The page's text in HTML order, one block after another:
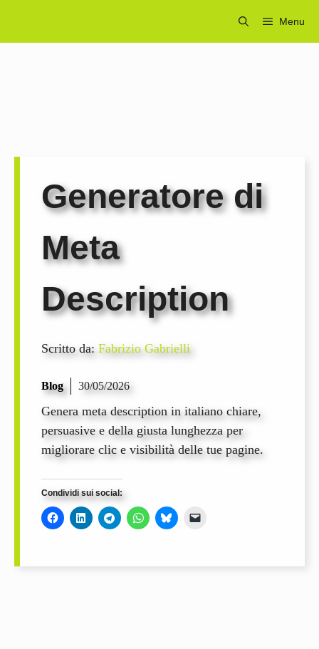
contenuto
Menu
Generatore di
Meta
Description
Scritto da: Fabrizio Gabrielli
Blog 30/05/2026
Genera meta description in italiano chiare,
persuasive e della giusta lunghezza per
migliorare clic e visibilità delle tue pagine.
Condividi sui social: